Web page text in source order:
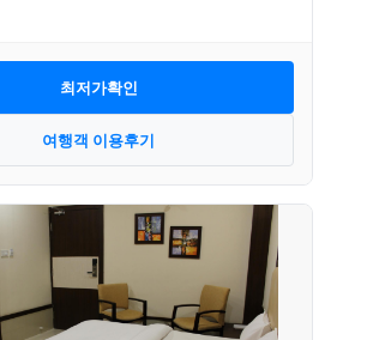
최저가확인
여행객 이용후기